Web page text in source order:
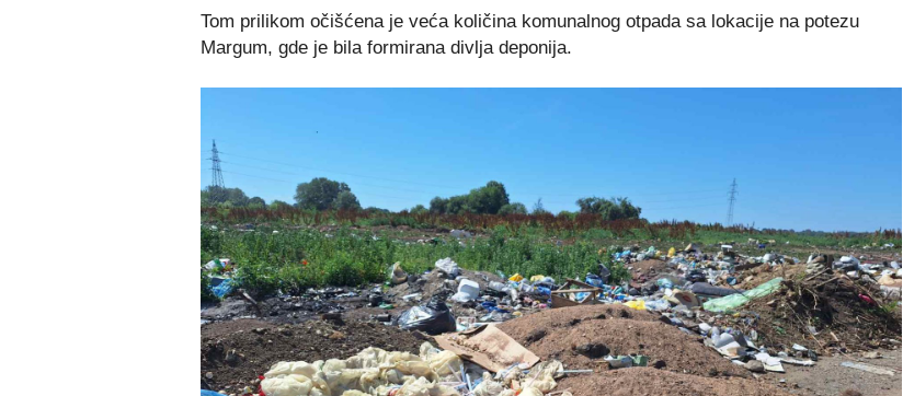
Tom prilikom očišćena je veća količina komunalnog otpada sa lokacije na potezu
Margum, gde je bila formirana divlja deponija.